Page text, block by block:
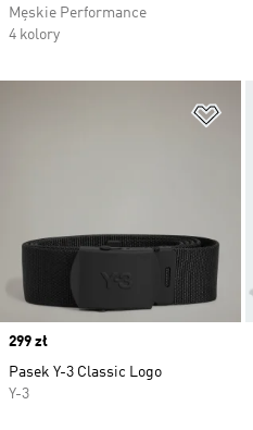
Męskie Performance
4 kolory
Price
299 zł
Pasek Y-3 Classic Logo
Y-3